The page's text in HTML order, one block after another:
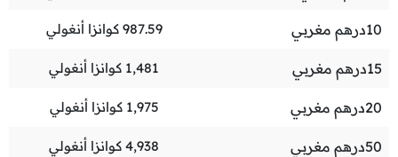
10درهم مغربي 987.59 كوانزا أنغولي
15درهم مغربي 1,481 كوانزا أنغولي
20درهم مغربي 1,975 كوانزا أنغولي
50درهم مغربي 4,938 كوانزا أنغولي